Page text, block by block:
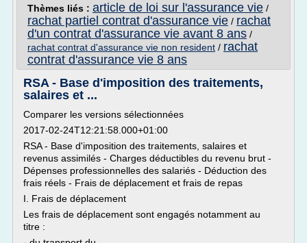
Thèmes liés : article de loi sur l'assurance vie /
rachat partiel contrat d'assurance vie / rachat
d'un contrat d'assurance vie avant 8 ans /
rachat contrat d'assurance vie non resident / rachat
contrat d'assurance vie 8 ans
RSA - Base d'imposition des traitements,
salaires et ...
Comparer les versions sélectionnées
2017-02-24T12:21:58.000+01:00
RSA - Base d'imposition des traitements, salaires et
revenus assimilés - Charges déductibles du revenu brut -
Dépenses professionnelles des salariés - Déduction des
frais réels - Frais de déplacement et frais de repas
I. Frais de déplacement
Les frais de déplacement sont engagés notamment au
titre :